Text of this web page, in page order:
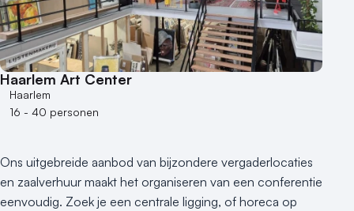
Haarlem Art Center
Haarlem
16 - 40 personen
Ons uitgebreide aanbod van bijzondere vergaderlocaties
en zaalverhuur maakt het organiseren van een conferentie
eenvoudig. Zoek je een centrale ligging, of horeca op